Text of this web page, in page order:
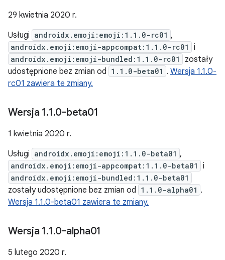
29 kwietnia 2020 r.
Usługi androidx.emoji:emoji:1.1.0-rc01 ,
androidx.emoji:emoji-appcompat:1.1.0-rc01 i
androidx.emoji:emoji-bundled:1.1.0-rc01
zostały
udostępnione bez zmian od 1.1.0-beta01 . Wersja 1.1.0-
rc01 zawiera te zmiany.
Wersja 1.1.0-beta01
1 kwietnia 2020 r.
Usługi androidx.emoji:emoji:1.1.0-beta01 ,
androidx.emoji:emoji-appcompat:1.1.0-beta01 i
androidx.emoji:emoji-bundled:1.1.0-beta01
zostały udostępnione bez zmian od 1.1.0-alpha01 .
Wersja 1.1.0-beta01 zawiera te zmiany.
Wersja 1.1.0-alpha01
5 lutego 2020 r.